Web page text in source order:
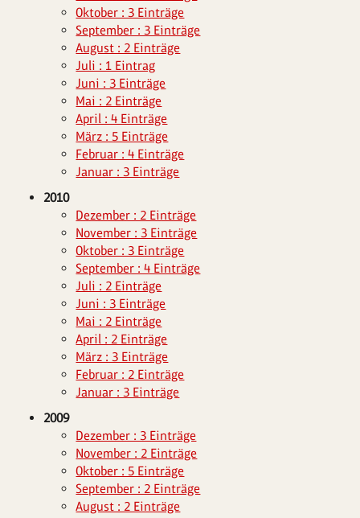
Oktober : 3 Einträge
September : 3 Einträge
August : 2 Einträge
Juli : 1 Eintrag
Juni : 3 Einträge
Mai : 2 Einträge
April : 4 Einträge
März : 5 Einträge
Februar : 4 Einträge
Januar : 3 Einträge
2010
Dezember : 2 Einträge
November : 3 Einträge
Oktober : 3 Einträge
September : 4 Einträge
Juli : 2 Einträge
Juni : 3 Einträge
Mai : 2 Einträge
April : 2 Einträge
März : 3 Einträge
Februar : 2 Einträge
Januar : 3 Einträge
2009
Dezember : 3 Einträge
November : 2 Einträge
Oktober : 5 Einträge
September : 2 Einträge
August : 2 Einträge